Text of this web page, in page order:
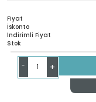
Fiyat
İskonto
İndirimli Fiyat
Stok
- +